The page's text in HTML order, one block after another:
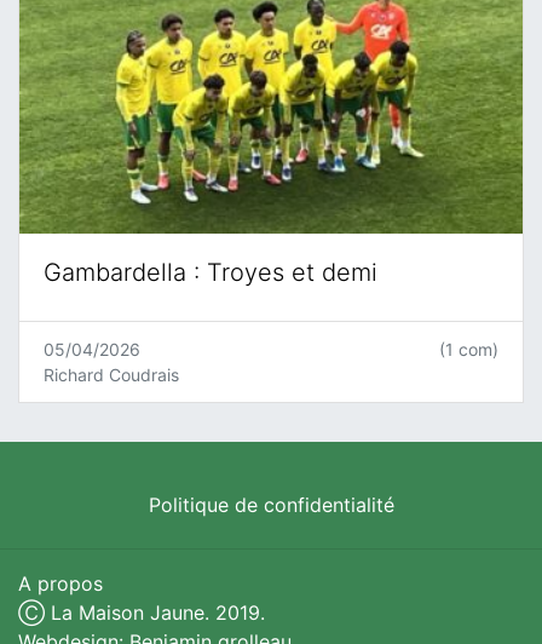
Gambardella : Troyes et demi
05/04/2026
Richard Coudrais
(1 com)
Politique de confidentialité
A propos
Ⓒ La Maison Jaune. 2019.